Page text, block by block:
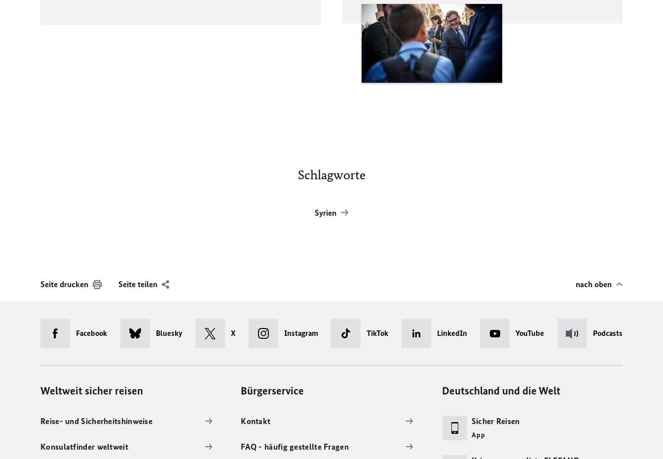
Schlagworte
Syrien
Seite drucken Seite teilen nach oben
Facebook Bluesky X Instagram TikTok LinkedIn YouTube Podcasts
Weltweit sicher reisen
Reise- und Sicherheitshinweise
Konsulatfinder weltweit
Bürgerservice
Kontakt
FAQ - häufig gestellte Fragen
Deutschland und die Welt
Sicher Reisen
App